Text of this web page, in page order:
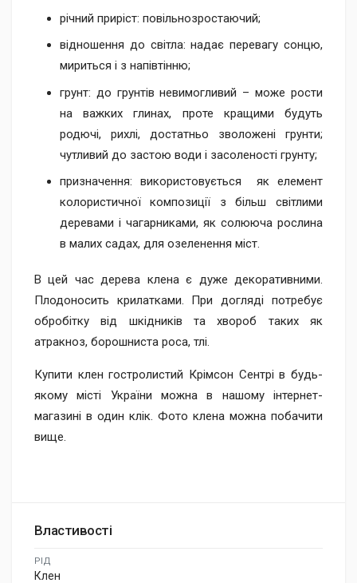
річний приріст: повільнозростаючий;
відношення до світла: надає перевагу сонцю,
мириться і з напівтінню;
грунт: до грунтів невимогливий – може рости
на важких глинах, проте кращими будуть
родючі, рихлі, достатньо зволожені грунти;
чутливий до застою води і засоленості грунту;
призначення: використовується як елемент
колористичної композиції з більш світлими
деревами і чагарниками, як солююча рослина
в малих садах, для озеленення міст.
В цей час дерева клена є дуже декоративними.
Плодоносить крилатками. При догляді потребує
обробітку від шкідників та хвороб таких як
атракноз, борошниста роса, тлі.
Купити клен гостролистий Крімсон Сентрі в будь-
якому місті України можна в нашому інтернет-
магазині в один клік. Фото клена можна побачити
вище.
Властивості
РІД
Клен